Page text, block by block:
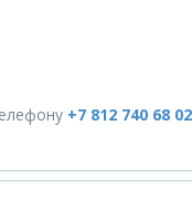
+7 812 740 68 02